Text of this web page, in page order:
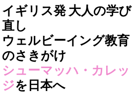
イギリス発 大人の学び
直し
​ウェルビーイング教育
のさきがけ
シューマッハ・カレッ
ジを日本へ